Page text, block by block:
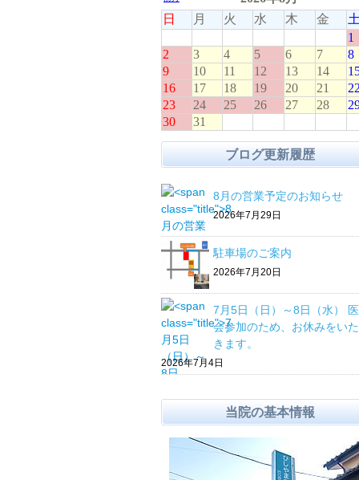
ブログ更新履歴
8月の営業予定のお知らせ
2026年7月29日
駐車場のご案内
2026年7月20日
7月5日（日）～8日（水）
会参加のため、お休みをい
きます。
2026年7月4日
当院の基本情報